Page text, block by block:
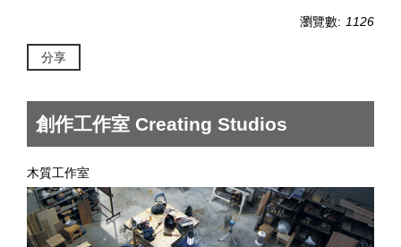
瀏覽數: 1126
分享
創作工作室 Creating Studios
木質工作室